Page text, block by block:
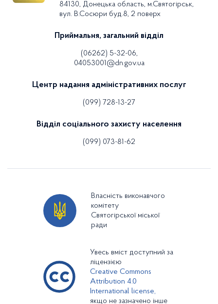
84130, Донецька область, м.Святогірськ,
вул. В.Сосюри буд.8, 2 поверх
Приймальня, загальний відділ
(06262) 5-32-06,
04053001@dn.gov.ua
Центр надання адміністративних послуг
(099) 728-13-27
Відділ соціального захисту населення
(099) 073-81-62
Власність виконавчого
комітету
Святогірської міської
ради
Увесь вміст доступний за
ліцензією
Creative Commons
Attribution 4.0
International license,
якщо не зазначено інше